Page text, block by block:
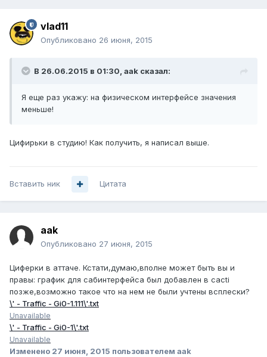
vlad11
Опубликовано 26 июня, 2015
В 26.06.2015 в 01:30, aak сказал:
Я еще раз укажу: на физическом интерфейсе значения
меньше!
Цифирьки в студию! Как получить, я написал выше.
Вставить ник Цитата
aak
Опубликовано 27 июня, 2015
Циферки в аттаче. Кстати,думаю,вполне может быть вы и
правы: график для сабинтерфейса был добавлен в cacti
позже,возможно такое что на нем не были учтены всплески?
\' - Traffic - Gi0-1.111\'.txt
Unavailable
\' - Traffic - Gi0-1\'.txt
Unavailable
Изменено 27 июня, 2015 пользователем aak